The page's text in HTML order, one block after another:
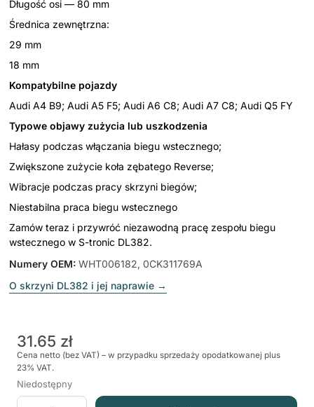
Długość osi — 80 mm
Średnica zewnętrzna:
29 mm
18 mm
Kompatybilne pojazdy
Audi A4 B9; Audi A5 F5; Audi A6 C8; Audi A7 C8; Audi Q5 FY
Typowe objawy zużycia lub uszkodzenia
Hałasy podczas włączania biegu wstecznego;
Zwiększone zużycie koła zębatego Reverse;
Wibracje podczas pracy skrzyni biegów;
Niestabilna praca biegu wstecznego
Zamów teraz i przywróć niezawodną pracę zespołu biegu
wstecznego w S-tronic DL382.
Numery OEM: WHT006182, 0CK311769A
O skrzyni DL382 i jej naprawie →
31.65 zł
Cena netto (bez VAT) – w przypadku sprzedaży opodatkowanej plus
23% VAT.
Niedostępny